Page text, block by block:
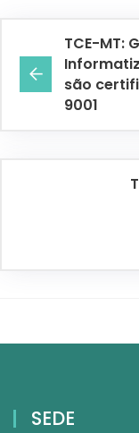
TCE-MT:
são
9001
SEDE